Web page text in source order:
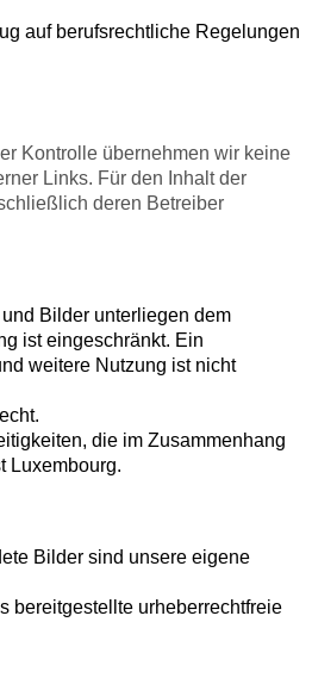
auf berufsrechtliche Regelungen
Kontrolle übernehmen wir keine
Links. Für den Inhalt der
deren Betreiber
Bilder unterliegen dem
ist eingeschränkt. Ein
weitere Nutzung ist nicht
die im Zusammenhang
Luxembourg.
Bilder sind unsere eigene
bereitgestellte urheberrechtfreie